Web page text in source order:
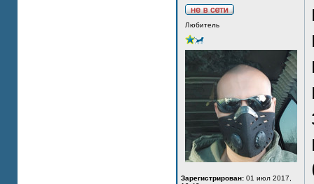
Любитель
Зарегистрирован: 01 июл 2017,